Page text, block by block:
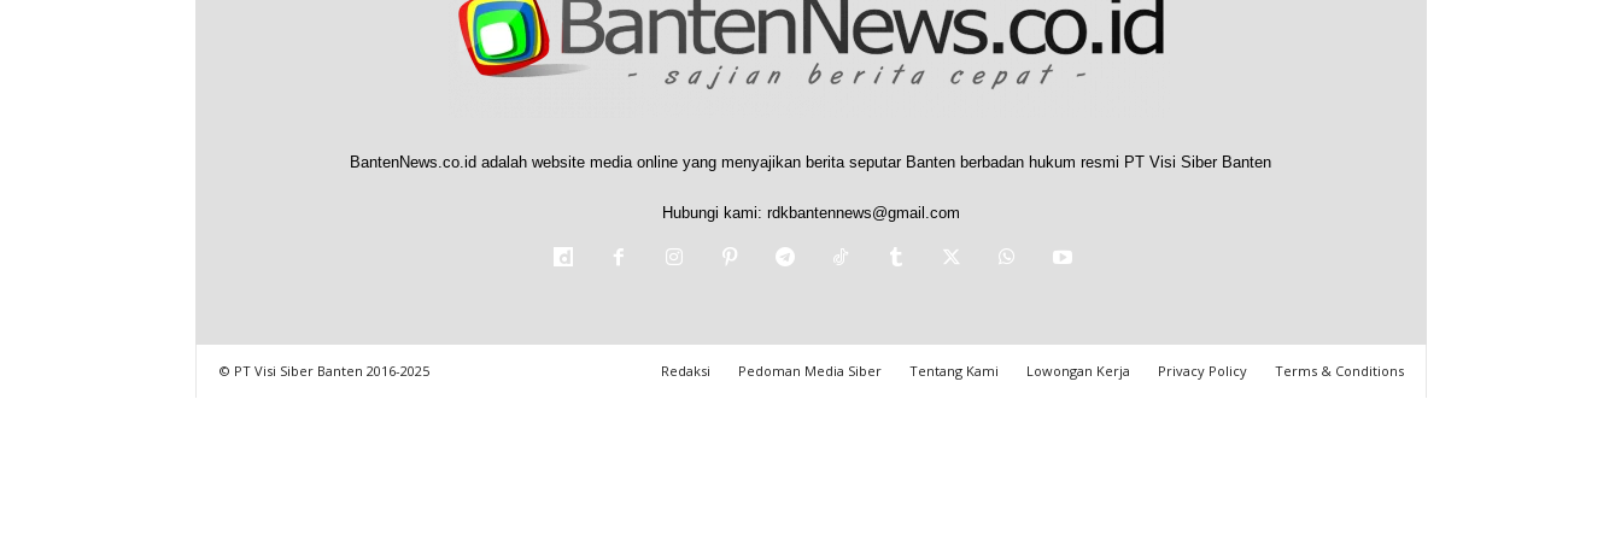
BantenNews.co.id adalah website media online yang menyajikan berita seputar Banten berbadan hukum resmi PT Visi Siber Banten
Hubungi kami: rdkbantennews@gmail.com
Redaksi Pedoman Media Siber Tentang Kami Lowongan Kerja Privacy Policy Terms & Conditions
© PT Visi Siber Banten 2016-2025